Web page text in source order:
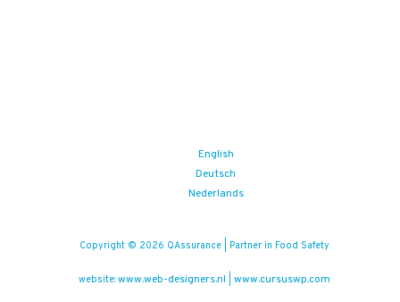
English
Deutsch
Nederlands
Copyright © 2026 QAssurance | Partner in Food Safety
website: www.web-designers.nl www.cursuswp.com